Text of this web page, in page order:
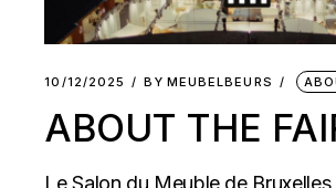
10/12/2025 BY MEUBELBEURS
ABOUT THE
Le Salon du Meuble de